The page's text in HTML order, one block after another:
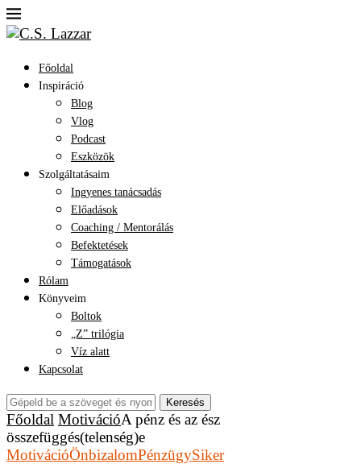
Főoldal
Inspiráció
Blog
Vlog
Podcast
Eszközök
Szolgáltatásaim
Ingyenes tanácsadás
Előadások
Coaching / Mentorálás
Befektetések
Támogatások
Rólam
Könyveim
Boltok
„Z” trilógia
Víz alatt
Kapcsolat
Keresés
Főoldal MotivációA pénz és az ész
összefüggés(telenség)e
MotivációÖnbizalomPénzügySiker